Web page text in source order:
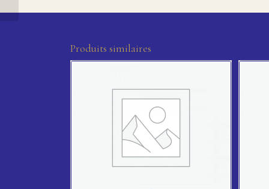
Produits similaires